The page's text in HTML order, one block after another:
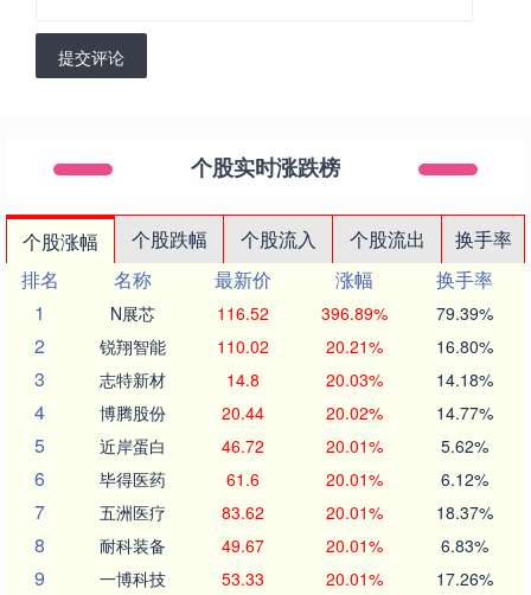
提交评论
个股实时涨跌榜
个股涨幅 个股跌幅 个股流入 个股流出
换手率
排名
名称 最新价 涨幅
换手率
1
N展芯 116.52 396.89% 79.39%
2 锐翔智能 110.02 20.21% 16.80%
3 志特新材 14.8 20.03% 14.18%
4 博腾股份 20.44 20.02% 14.77%
5 近岸蛋白 46.72 20.01% 5.62%
6 毕得医药 61.6 20.01% 6.12%
7 五洲医疗 83.62 20.01% 18.37%
8 耐科装备 49.67 20.01% 6.83%
9 一博科技 53.33 20.01% 17.26%